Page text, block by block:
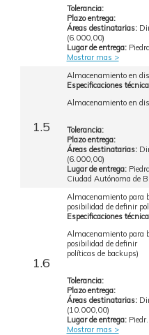
Tolerancia:
Plazo entrega:
Áreas destinatarias:
(6.000,00)
Lugar de entrega:
Mostrar mas >
1.5
Almacenamiento en
Especificaciones
Almacenamiento en
Tolerancia:
Plazo entrega:
Áreas destinatarias:
(6.000,00)
Lugar de entrega:
Ciudad Autónoma de
1.6
Almacenamiento para
posibilidad de definir
Especificaciones
Almacenamiento para
posibilidad de definir
políticas de backups)
Tolerancia:
Plazo entrega:
Áreas destinatarias:
(10.000,00)
Lugar de entrega:
Mostrar mas >